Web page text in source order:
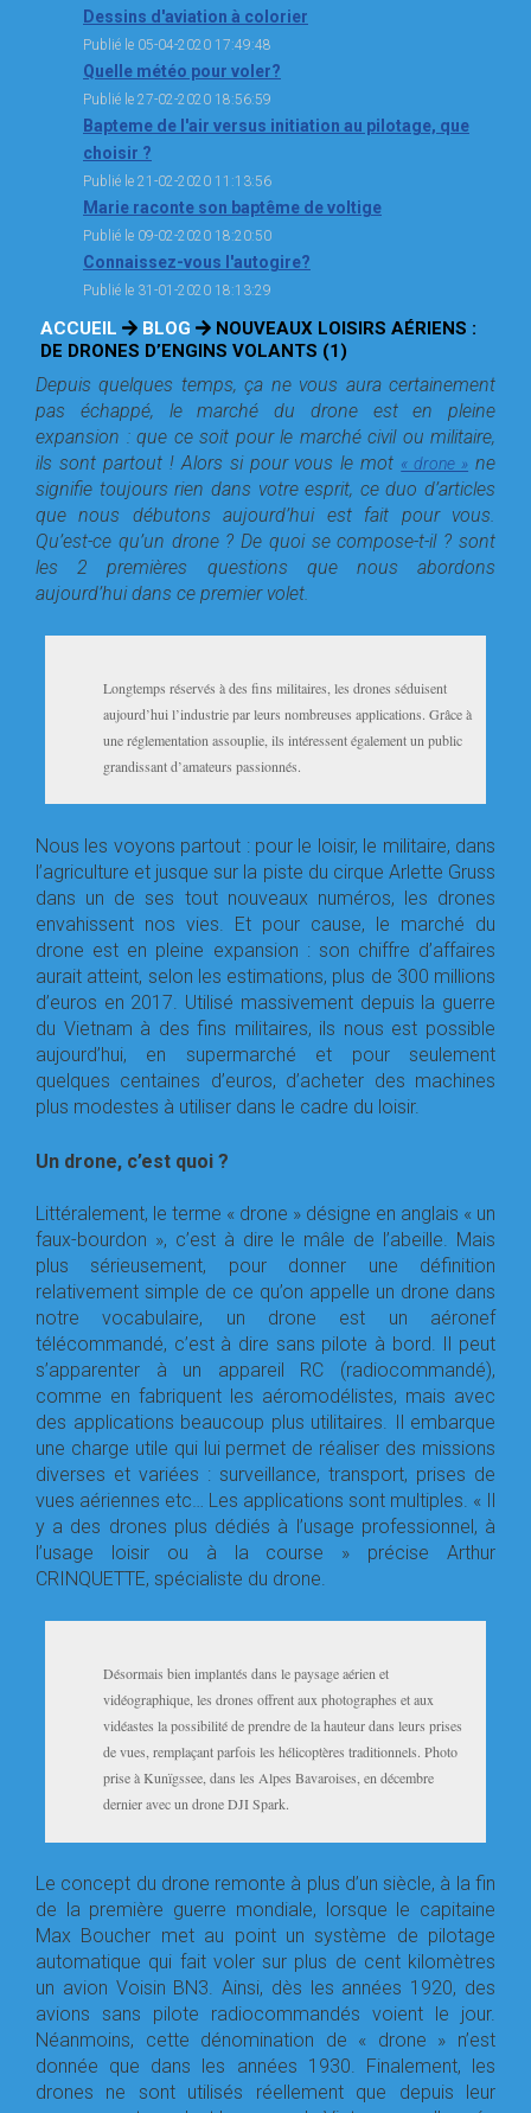
Dessins d'aviation à colorier
Publié le 05-04-2020 17:49:48
Quelle météo pour voler?
Publié le 27-02-2020 18:56:59
Bapteme de l'air versus initiation au pilotage, que
choisir ?
Publié le 21-02-2020 11:13:56
Marie raconte son baptême de voltige
Publié le 09-02-2020 18:20:50
Connaissez-vous l'autogire?
Publié le 31-01-2020 18:13:29
ACCUEIL BLOG
NOUVEAUX LOISIRS AÉRIENS :
DE DRONES D’ENGINS VOLANTS (1)
Depuis quelques temps, ça ne vous aura certainement
pas échappé, le marché du drone est en pleine
expansion : que ce soit pour le marché civil ou militaire,
ils sont partout ! Alors si pour vous le mot « drone » ne
signifie toujours rien dans votre esprit, ce duo d’articles
que nous débutons aujourd’hui est fait pour vous.
Qu’est-ce qu’un drone ? De quoi se compose-t-il ? sont
les 2 premières questions que nous abordons
aujourd’hui dans ce premier volet.
Longtemps réservés à des fins militaires, les drones séduisent
aujourd’hui l’industrie par leurs nombreuses applications. Grâce à
une réglementation assouplie, ils intéressent également un public
grandissant d’amateurs passionnés.
Nous les voyons partout : pour le loisir, le militaire, dans
l’agriculture et jusque sur la piste du cirque Arlette Gruss
dans un de ses tout nouveaux numéros, les drones
envahissent nos vies. Et pour cause, le marché du
drone est en pleine expansion : son chiffre d’affaires
aurait atteint, selon les estimations, plus de 300 millions
d’euros en 2017. Utilisé massivement depuis la guerre
du Vietnam à des fins militaires, ils nous est possible
aujourd’hui, en supermarché et pour seulement
quelques centaines d’euros, d’acheter des machines
plus modestes à utiliser dans le cadre du loisir.
Un drone, c’est quoi ?
Littéralement, le terme « drone » désigne en anglais « un
faux-bourdon », c’est à dire le mâle de l’abeille. Mais
plus sérieusement, pour donner une définition
relativement simple de ce qu’on appelle un drone dans
notre vocabulaire, un drone est un aéronef
télécommandé, c’est à dire sans pilote à bord. Il peut
s’apparenter à un appareil RC (radiocommandé),
comme en fabriquent les aéromodélistes, mais avec
des applications beaucoup plus utilitaires. Il embarque
une charge utile qui lui permet de réaliser des missions
diverses et variées : surveillance, transport, prises de
vues aériennes etc… Les applications sont multiples. « Il
y a des drones plus dédiés à l’usage professionnel, à
l’usage loisir ou à la course » précise Arthur
CRINQUETTE, spécialiste du drone.
Désormais bien implantés dans le paysage aérien et
vidéographique, les drones offrent aux photographes et aux
vidéastes la possibilité de prendre de la hauteur dans leurs prises
de vues, remplaçant parfois les hélicoptères traditionnels. Photo
prise à Kunïgssee, dans les Alpes Bavaroises, en décembre
dernier avec un drone DJI Spark.
Le concept du drone remonte à plus d’un siècle, à la fin
de la première guerre mondiale, lorsque le capitaine
Max Boucher met au point un système de pilotage
automatique qui fait voler sur plus de cent kilomètres
un avion Voisin BN3. Ainsi, dès les années 1920, des
avions sans pilote radiocommandés voient le jour.
Néanmoins, cette dénomination de « drone » n’est
donnée que dans les années 1930. Finalement, les
drones ne sont utilisés réellement que depuis leur